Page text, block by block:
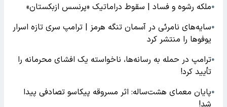
●ملکه رشوه و فساد | سقوط دراماتیک «پرنسس ازبکستان»
●سایه‌های نامرئی در آسمان تنگه هرمز | ترامپ سری تازه اسرار
یوفوها را منتشر کرد
●ترامپ در حمله‌ به رسانه‌ها، ناخواسته یک افشای محرمانه را
تأیید کرد!
●پایان معمای هشت‌ساله: اثر مسروقه پیکاسو تصادفی پیدا
شد!